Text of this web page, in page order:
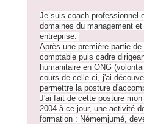
Je suis coach professionnel
domaines du management
entreprise.
Après une première partie
comptable puis cadre
humanitaire en ONG
cours de celle-ci, j'ai
permettre la posture
J'ai fait de cette posture
2004 à ce jour, une activité
formation : Némemjumé,